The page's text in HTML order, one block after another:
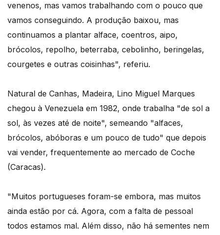
venenos, mas vamos trabalhando com o pouco que
vamos conseguindo. A produção baixou, mas
continuamos a plantar alface, coentros, aipo,
brócolos, repolho, beterraba, cebolinho, beringelas,
courgetes e outras coisinhas", referiu.
Natural de Canhas, Madeira, Lino Miguel Marques
chegou à Venezuela em 1982, onde trabalha "de sol a
sol, às vezes até de noite", semeando "alfaces,
brócolos, abóboras e um pouco de tudo" que depois
vai vender, frequentemente ao mercado de Coche
(Caracas).
"Muitos portugueses foram-se embora, mas muitos
ainda estão por cá. Agora, com a falta de pessoal
todos estamos mal. Além disso, não há sementes nem